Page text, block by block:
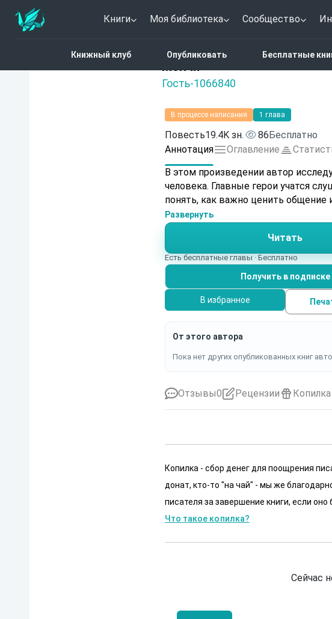
Книги Моя библиотека Сообщество
Книжный клуб Опубликовать Бесплатные
Молчи
Гость-1066840
Нет оценок
В процессе написания 1 глава
Повесть19.4K зн. 86Бесплатно
Аннотация
Оглавление
В этом произведении автор
человека. Главные герои учатся
понять, как важно ценить общение
Развернуть
Читать
Есть бесплатные главы · Бесплатно
Получить в подписке
В избранное
От этого автора
Пока нет других опубликованных книг
Отзывы0 Рецензии Копилка
Копилка - сбор денег для поощрения
донат, кто-то "на чай" - мы же
писателя за завершение книги, если
Что такое копилка?
Сейчас